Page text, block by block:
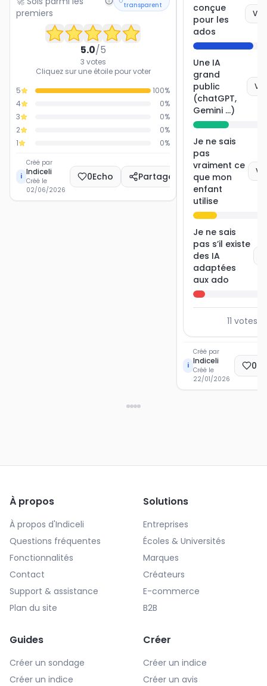
premiers
transparent
5.0/5
3 votes
Cliquez sur une étoile pour voter
5
100%
4
0%
3
0%
2
0%
1
0%
i
Créé par
Indiceli
Créé le
02/06/2026
0Echo Partager
conçue
pour les
ados
Une IA
grand
public
(chatGPT,
Gemini ...)
Je ne sais
pas
vraiment ce
que mon
enfant
utilise
Je ne sais
pas s’il existe
des IA
adaptées
aux ado
11 votes
i
Créé par
Indiceli
Créé le
22/01/2026
0
À propos
À propos d'Indiceli
Questions fréquentes
Fonctionnalités
Contact
Support & assistance
Plan du site
Solutions
Entreprises
Écoles & Universités
Marques
Créateurs
E-commerce
B2B
Guides
Créer un sondage
Créer un indice
Créer
Créer un indice
Créer un avis